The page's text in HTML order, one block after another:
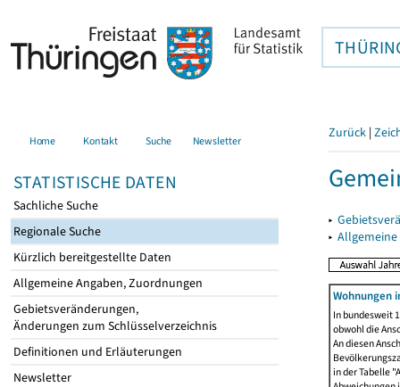
Home Kontakt Suche Newsletter
STATISTISCHE DATEN
Sachliche Suche
Regionale Suche
Kürzlich bereitgestellte Daten
Allgemeine Angaben, Zuordnungen
Gebietsveränderungen,
Änderungen zum Schlüsselverzeichnis
Definitionen und Erläuterungen
Newsletter
Zurück |
▸
▸
Wohnungen
In bundesweit
obwohl die
An diesen
in der Tabelle